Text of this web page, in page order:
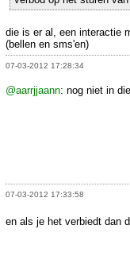
die is er al, een interactie
(bellen en sms'en)
07-03-2012 17:28:34
@aarrjjaann: nog niet in
07-03-2012 17:33:58
en als je het verbiedt dan